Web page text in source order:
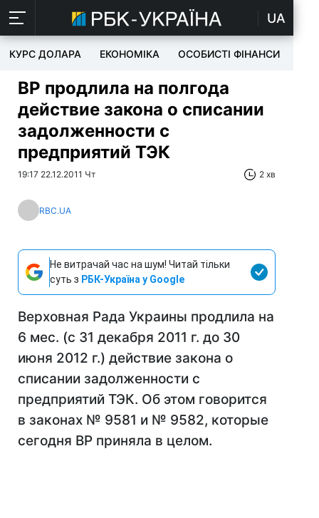
UA
КУРС ДОЛАРА ЕКОНОМІКА ОСОБИСТІ ФІНАНСИ
ВР продлила на полгода
действие закона о списании
задолженности с
предприятий ТЭК
19:17 22.12.2011 Чт 2 хв
RBC.UA
Не витрачай час на шум! Читай тільки
суть з РБК-Україна у Google
Верховная Рада Украины продлила на
6 мес. (с 31 декабря 2011 г. до 30
июня 2012 г.) действие закона о
списании задолженности с
предприятий ТЭК. Об этом говорится
в законах № 9581 и № 9582, которые
сегодня ВР приняла в целом.